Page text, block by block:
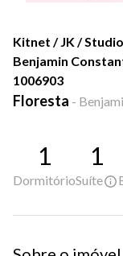
Kitnet / JK /
Benjamin
1006903
Floresta -
1
Dormitório
1
Suíte